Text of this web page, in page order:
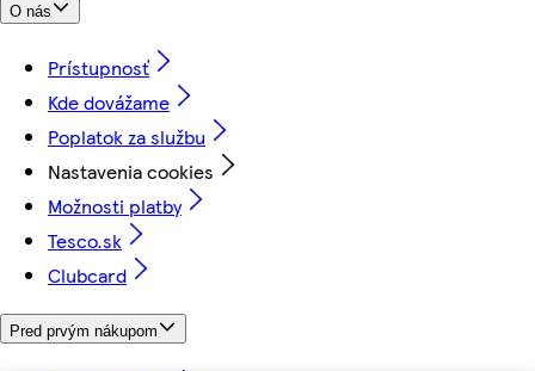
O nás
Prístupnosť
Kde dovážame
Poplatok za službu
Nastavenia cookies
Možnosti platby
Tesco.sk
Clubcard
Pred prvým nákupom